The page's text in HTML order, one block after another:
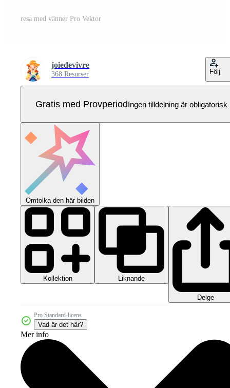
resa med vänner Pro Vektor
joiedevivre
368 Resurser Följ
Gratis med ProvperiodIngen tilldelning är obligatorisk
Omtolka den här bilden
Kollektion Liknande
Delge
Pro Standard-licens
Vad är det här?
Mer info